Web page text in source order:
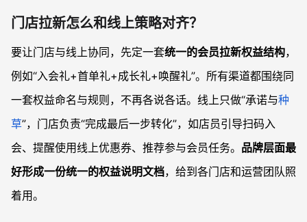
门店拉新怎么和线上策略对齐？
要让门店与线上协同，先定一套统一的会员拉新权益结构，
例如“入会礼+首单礼+成长礼+唤醒礼”。所有渠道都围绕同
一套权益命名与规则，不再各说各话。线上只做“承诺与种
草”，门店负责“完成最后一步转化”，如店员引导扫码入
会、提醒使用线上优惠券、推荐参与会员任务。 品牌层面最
好形成一份统一的权益说明文档，给到各门店和运营团队照
着用。